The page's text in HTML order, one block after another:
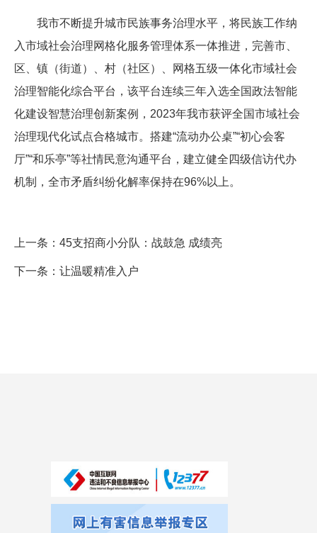
我市不断提升城市民族事务治理水平，将民族工作纳
入市域社会治理网格化服务管理体系一体推进，完善市、
区、镇（街道）、村（社区）、网格五级一体化市域社会
治理智能化综合平台，该平台连续三年入选全国政法智能
化建设智慧治理创新案例，2023年我市获评全国市域社会
治理现代化试点合格城市。搭建“流动办公桌”“初心会客
厅”“和乐亭”等社情民意沟通平台，建立健全四级信访代办
机制，全市矛盾纠纷化解率保持在96%以上。
上一条： 45支招商小分队：战鼓急 成绩亮
下一条： 让温暖精准入户